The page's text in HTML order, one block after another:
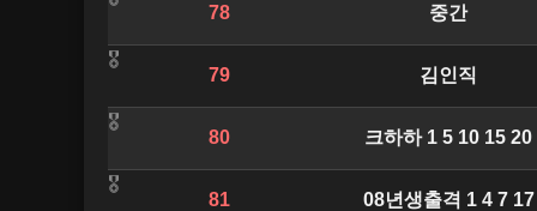
78 중간
79 김인직
80 크하하 1 5 10 15 20
81 08년생출격 1 4 7 17